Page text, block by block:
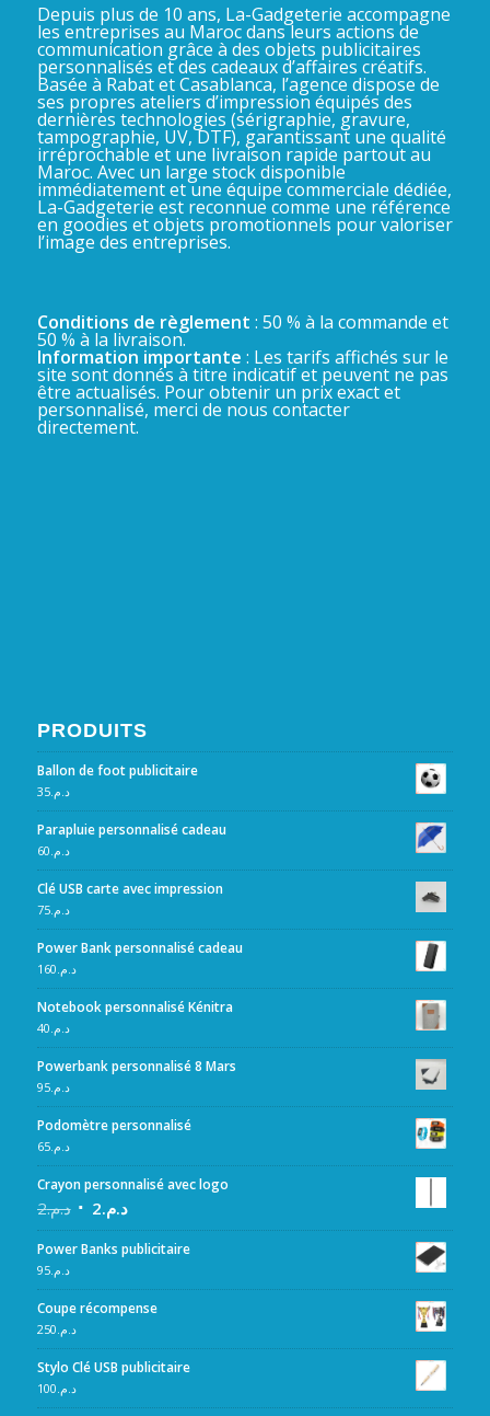
Depuis plus de 10 ans, La-Gadgeterie accompagne
les entreprises au Maroc dans leurs actions de
communication grâce à des objets publicitaires
personnalisés et des cadeaux d’affaires créatifs.
Basée à Rabat et Casablanca, l’agence dispose de
ses propres ateliers d’impression équipés des
dernières technologies (sérigraphie, gravure,
tampographie, UV, DTF), garantissant une qualité
irréprochable et une livraison rapide partout au
Maroc. Avec un large stock disponible
immédiatement et une équipe commerciale dédiée,
La-Gadgeterie est reconnue comme une référence
en goodies et objets promotionnels pour valoriser
l’image des entreprises.
Conditions de règlement : 50 % à la commande et
50 % à la livraison.
Information importante : Les tarifs affichés sur le
site sont donnés à titre indicatif et peuvent ne pas
être actualisés. Pour obtenir un prix exact et
personnalisé, merci de nous contacter
directement.
PRODUITS
Ballon de foot publicitaire
د.م.35
Parapluie personnalisé cadeau
د.م.60
Clé USB carte avec impression
د.م.75
Power Bank personnalisé cadeau
د.م.160
Notebook personnalisé Kénitra
د.م.40
Powerbank personnalisé 8 Mars
د.م.95
Podomètre personnalisé
د.م.65
Crayon personnalisé avec logo
د.م.2 د.م.2
Power Banks publicitaire
د.م.95
Coupe récompense
د.م.250
Stylo Clé USB publicitaire
د.م.100